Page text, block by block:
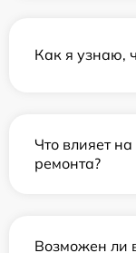
Как я узнаю,
Что влияет
ремонта?
Возможен ли